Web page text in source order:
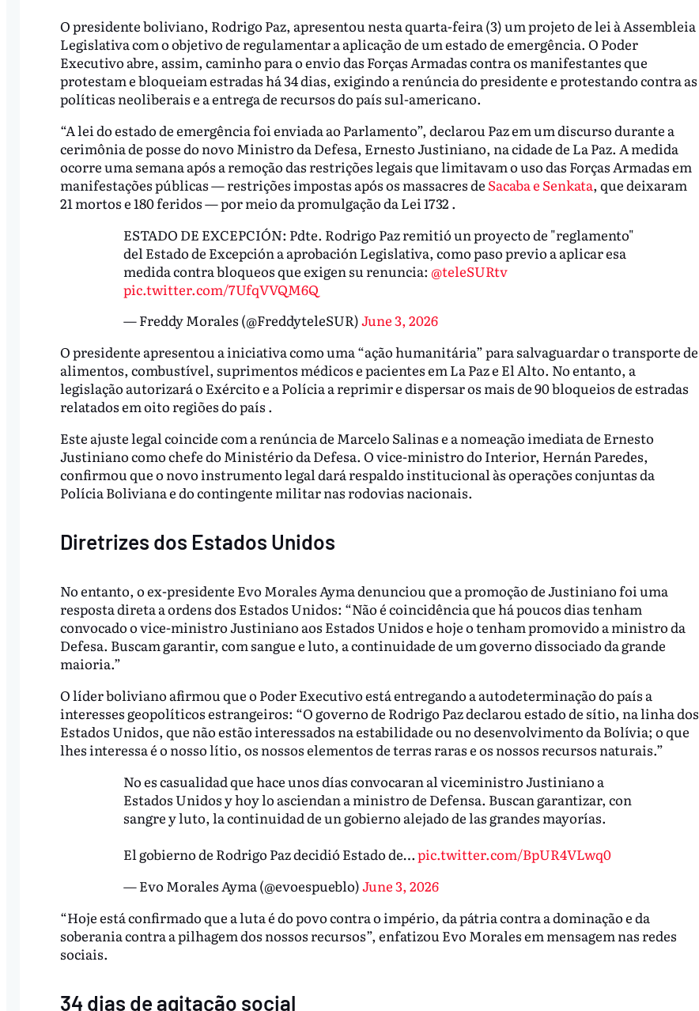
O presidente boliviano, Rodrigo Paz, apresentou nesta quarta-feira (3) um projeto de lei à Assembleia
Legislativa com o objetivo de regulamentar a aplicação de um estado de emergência. O Poder
Executivo abre, assim, caminho para o envio das Forças Armadas contra os manifestantes que
protestam e bloqueiam estradas há 34 dias, exigindo a renúncia do presidente e protestando contra as
políticas neoliberais e a entrega de recursos do país sul-americano.
“A lei do estado de emergência foi enviada ao Parlamento”, declarou Paz em um discurso durante a
cerimônia de posse do novo Ministro da Defesa, Ernesto Justiniano, na cidade de La Paz. A medida
ocorre uma semana após a remoção das restrições legais que limitavam o uso das Forças Armadas em
manifestações públicas — restrições impostas após os massacres de Sacaba e Senkata, que deixaram
21 mortos e 180 feridos — por meio da promulgação da Lei 1732 .
ESTADO DE EXCEPCIÓN: Pdte. Rodrigo Paz remitió un proyecto de "reglamento"
del Estado de Excepción a aprobación Legislativa, como paso previo a aplicar esa
medida contra bloqueos que exigen su renuncia: @teleSURtv
pic.twitter.com/7UfqVVQM6Q
— Freddy Morales (@FreddyteleSUR)June 3, 2026
O presidente apresentou a iniciativa como uma “ação humanitária” para salvaguardar o transporte de
alimentos, combustível, suprimentos médicos e pacientes em La Paz e El Alto. No entanto, a
legislação autorizará o Exército e a Polícia a reprimir e dispersar os mais de 90 bloqueios de estradas
relatados em oito regiões do país .
Este ajuste legal coincide com a renúncia de Marcelo Salinas e a nomeação imediata de Ernesto
Justiniano como chefe do Ministério da Defesa. O vice-ministro do Interior, Hernán Paredes,
confirmou que o novo instrumento legal dará respaldo institucional às operações conjuntas da
Polícia Boliviana e do contingente militar nas rodovias nacionais.
Diretrizes dos Estados Unidos
No entanto, o ex-presidente Evo Morales Ayma denunciou que a promoção de Justiniano foi uma
resposta direta a ordens dos Estados Unidos: “Não é coincidência que há poucos dias tenham
convocado o vice-ministro Justiniano aos Estados Unidos e hoje o tenham promovido a ministro da
Defesa. Buscam garantir, com sangue e luto, a continuidade de um governo dissociado da grande
maioria.”
O líder boliviano afirmou que o Poder Executivo está entregando a autodeterminação do país a
interesses geopolíticos estrangeiros: “O governo de Rodrigo Paz declarou estado de sítio, na linha dos
Estados Unidos, que não estão interessados ​​na estabilidade ou no desenvolvimento da Bolívia; o que
lhes interessa é o nosso lítio, os nossos elementos de terras raras e os nossos recursos naturais.”
No es casualidad que hace unos días convocaran al viceministro Justiniano a
Estados Unidos y hoy lo asciendan a ministro de Defensa. Buscan garantizar, con
sangre y luto, la continuidad de un gobierno alejado de las grandes mayorías.
El gobierno de Rodrigo Paz decidió Estado de…pic.twitter.com/BpUR4VLwq0
— Evo Morales Ayma (@evoespueblo)June 3, 2026
“Hoje está confirmado que a luta é do povo contra o império, da pátria contra a dominação e da
soberania contra a pilhagem dos nossos recursos”, enfatizou Evo Morales em mensagem nas redes
sociais.
34 dias de agitação social